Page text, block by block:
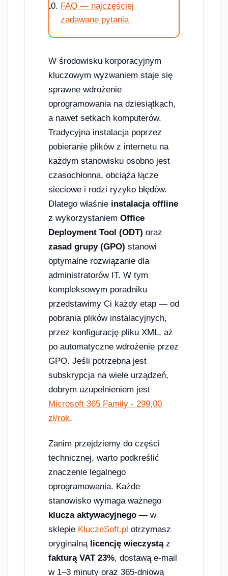
FAQ — najczęściej
zadawane pytania
W środowisku korporacyjnym
kluczowym wyzwaniem staje się
sprawne wdrożenie
oprogramowania na dziesiątkach,
a nawet setkach komputerów.
Tradycyjna instalacja poprzez
pobieranie plików z internetu na
każdym stanowisku osobno jest
czasochłonna, obciąża łącze
sieciowe i rodzi ryzyko błędów.
Dlatego właśnie instalacja offline
z wykorzystaniem Office
Deployment Tool (ODT) oraz
zasad grupy (GPO) stanowi
optymalne rozwiązanie dla
administratorów IT. W tym
kompleksowym poradniku
przedstawimy Ci każdy etap — od
pobrania plików instalacyjnych,
przez konfigurację pliku XML, aż
po automatyczne wdrożenie przez
GPO. Jeśli potrzebna jest
subskrypcja na wiele urządzeń,
dobrym uzupełnieniem jest
Microsoft 365 Family - 299,00
zł/rok.
Zanim przejdziemy do części
technicznej, warto podkreślić
znaczenie legalnego
oprogramowania. Każde
stanowisko wymaga ważnego
klucza aktywacyjnego — w
sklepie KluczeSoft.pl otrzymasz
oryginalną licencję wieczystąz
fakturą VAT 23%, dostawą e-mail
w 1–3 minuty oraz 365-dniową